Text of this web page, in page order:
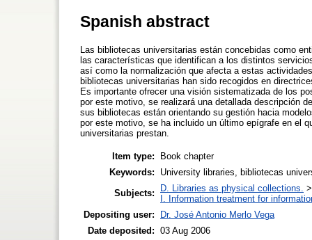
Spanish abstract
Las bibliotecas universitarias están concebidas como
las características que identifican a los distintos
así como la normalización que afecta a estas
bibliotecas universitarias han sido recogidos en
Es importante ofrecer una visión sistematizada de los
por este motivo, se realizará una detallada descripción
sus bibliotecas están orientando su gestión hacia
por este motivo, se ha incluido un último epígrafe en el
universitarias prestan.
Item type:
Book chapter
Keywords:
University libraries, bibliotecas
Subjects:
D. Libraries as physical collections.
I. Information treatment for
Depositing user:
Dr. José Antonio Merlo Vega
Date deposited: 03 Aug 2006